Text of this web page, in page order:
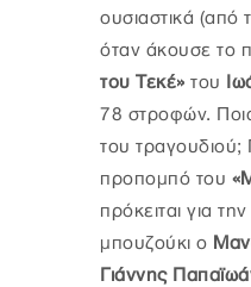
ουσιαστικά (από
όταν άκουσε το
του Τεκέ» του
78 στροφών.
του τραγουδιού;
προπομπό του
πρόκειται για
μπουζούκι ο
Γιάννης